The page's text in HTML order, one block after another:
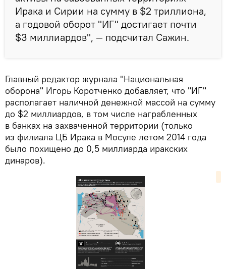
Ирака и Сирии на сумму в $2 триллиона,
а годовой оборот "ИГ" достигает почти
$3 миллиардов", — подсчитал Сажин.
Главный редактор журнала "Национальная
оборона" Игорь Коротченко добавляет, что "ИГ"
располагает наличной денежной массой на сумму
до $2 миллиардов, в том числе награбленных
в банках на захваченной территории (только
из филиала ЦБ Ирака в Мосуле летом 2014 года
было похищено до 0,5 миллиарда иракских
динаров).